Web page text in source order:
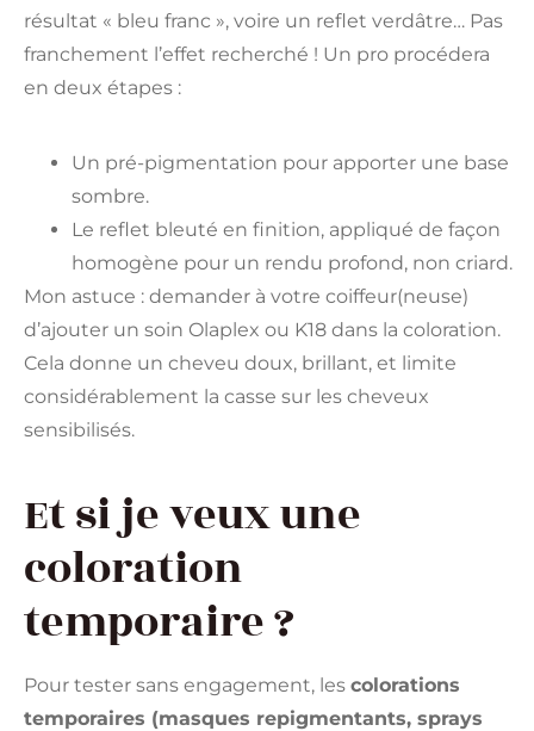
résultat « bleu franc », voire un reflet verdâtre… Pas
franchement l’effet recherché ! Un pro procédera
en deux étapes :
Un pré-pigmentation pour apporter une base
sombre.
Le reflet bleuté en finition, appliqué de façon
homogène pour un rendu profond, non criard.
Mon astuce : demander à votre coiffeur(neuse)
d’ajouter un soin Olaplex ou K18 dans la coloration.
Cela donne un cheveu doux, brillant, et limite
considérablement la casse sur les cheveux
sensibilisés.
Et si je veux une
coloration
temporaire ?
Pour tester sans engagement, les colorations
temporaires (masques repigmentants, sprays